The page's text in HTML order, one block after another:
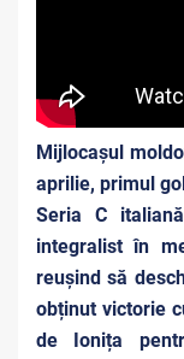
Mijlocașul
aprilie, primul
Seria C
integralist în
reușind să
obținut victorie
de Ionița